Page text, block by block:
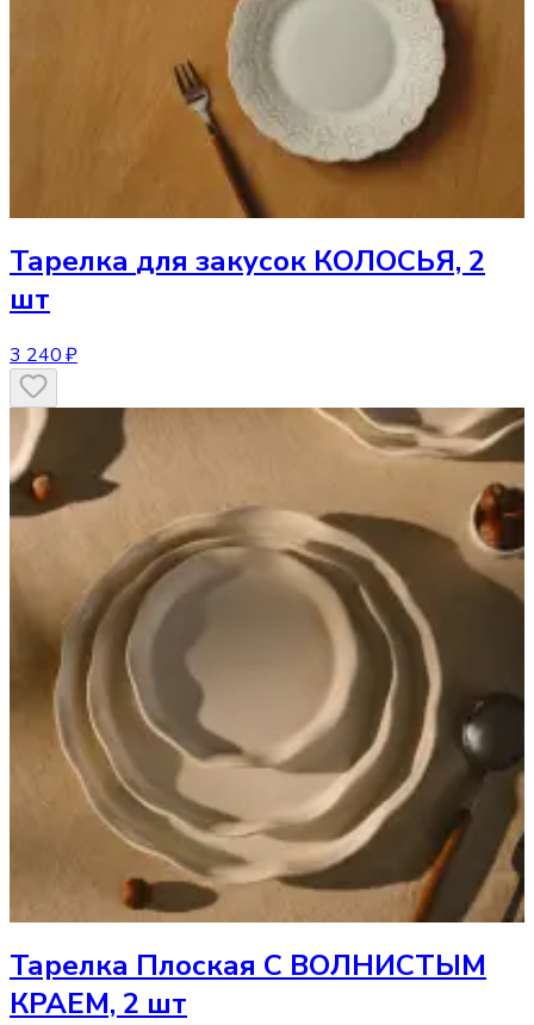
Тарелка для закусок КОЛОСЬЯ, 2
шт
3 240 ₽
Тарелка Плоская С ВОЛНИСТЫМ
КРАЕМ, 2 шт